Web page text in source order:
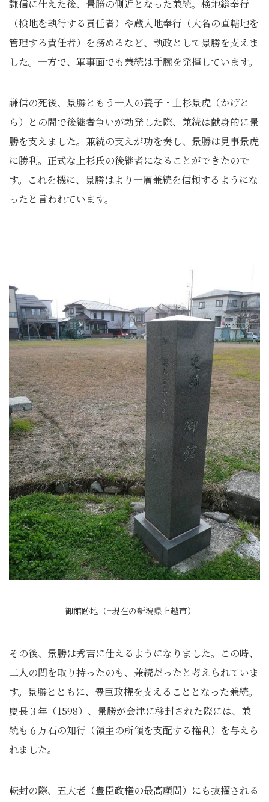
謙信に仕えた後、景勝の側近となった兼続。検地総奉行
（検地を執行する責任者）や蔵入地奉行（大名の直轄地を
管理する責任者）を務めるなど、執政として景勝を支えま
した。一方で、軍事面でも兼続は手腕を発揮しています。
謙信の死後、景勝ともう一人の養子・上杉景虎（かげと
ら）との間で後継者争いが勃発した際、兼続は献身的に景
勝を支えました。兼続の支えが功を奏し、景勝は見事景虎
に勝利。正式な上杉氏の後継者になることができたので
す。これを機に、景勝はより一層兼続を信頼するようにな
ったと言われています。
御館跡地（=現在の新潟県上越市）
その後、景勝は秀吉に仕えるようになりました。この時、
二人の間を取り持ったのも、兼続だったと考えられていま
す。景勝とともに、豊臣政権を支えることとなった兼続。
慶長３年（1598）、景勝が会津に移封された際には、兼
続も６万石の知行（領主の所領を支配する権利）を与えら
れました。
転封の際、五大老（豊臣政権の最高顧問）にも抜擢される